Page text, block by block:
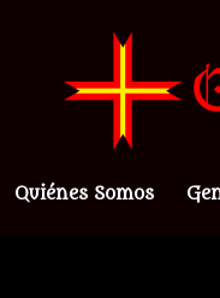
Quiénes Somos